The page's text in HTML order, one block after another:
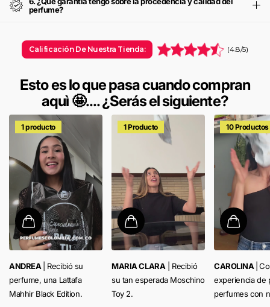
perfume?
Calificación De Nuestra Tienda: (4.8/5)
Esto es lo que pasa cuando compran
aquì 🤩.... ¿Serás el siguiente?
1 producto
ANDREA
| Recibió su
perfume, una Lattafa
Mahhir Black Edition.
1 Producto
MARIA CLARA | Recibió
su tan esperada Moschino
Toy 2.
10 Productos
CAROLINA
experiencia de
perfumes con